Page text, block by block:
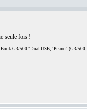
seule fois !
G3/500 "Dual USB, "Pismo" (G3/